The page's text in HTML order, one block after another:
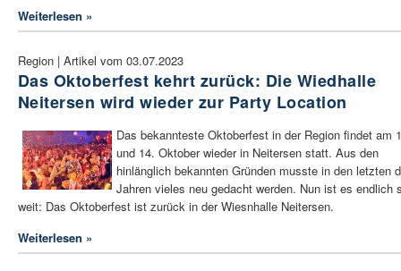
Weiterlesen »
Region | Artikel vom 03.07.2023
Das Oktoberfest kehrt zurück: Die Wiedhalle
Neitersen wird wieder zur Party Location
Das bekannteste Oktoberfest in der Region findet am
und 14. Oktober wieder in Neitersen statt. Aus den
hinlänglich bekannten Gründen musste in den letzten
Jahren vieles neu gedacht werden. Nun ist es endlich
weit: Das Oktoberfest ist zurück in der Wiesnhalle Neitersen.
Weiterlesen »